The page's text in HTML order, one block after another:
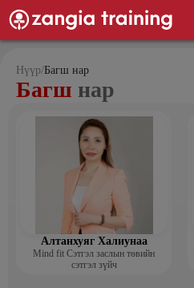
Нүүр/Багш нар
Багш нар
Алтанхуяг Халиунаа
Mind fit Сэтгэл заслын төвийн
сэтгэл зүйч